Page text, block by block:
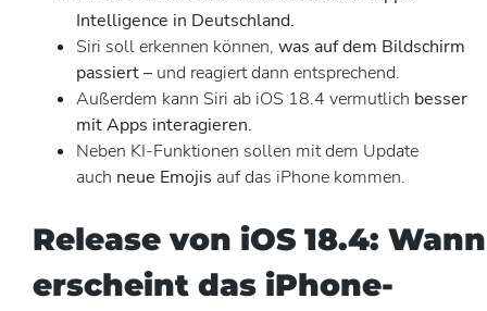
Intelligence in Deutschland.
Siri soll erkennen können, was auf dem Bildschirm
passiert– und reagiert dann entsprechend.
Außerdem kann Siri ab iOS 18.4 vermutlich besser
mit Apps interagieren.
Neben KI-Funktionen sollen mit dem Update
auch neue Emojis auf das iPhone kommen.
Release von iOS 18.4: Wann
erscheint das iPhone-